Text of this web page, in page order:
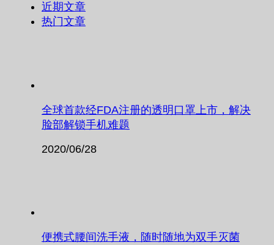
近期文章
热门文章
全球首款经FDA注册的透明口罩上市，解决
脸部解锁手机难题
2020/06/28
便携式腰间洗手液，随时随地为双手灭菌